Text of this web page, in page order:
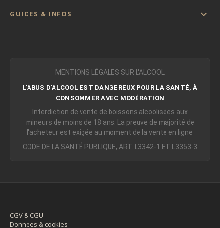
GUIDES & INFOS 
MENTIONS LÉGALES SUR L'ALCOOL
L'ABUS D'ALCOOL EST DANGEREUX POUR LA SANTÉ, À
CONSOMMER AVEC MODÉRATION
Interdiction de vente de boissons alcoolisées aux
mineurs de moins de 18 ans. La preuve de majorité de
l'acheteur est exigée au moment de la vente en ligne.
CODE DE LA SANTÉ PUBLIQUE, ART. L3342-1 ET L3353-3
CGV & CGU
Données & cookies